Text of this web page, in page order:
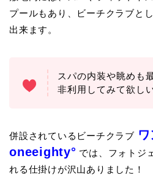
プールもあり、ビーチクラブと
出来ます。
スパの内装や眺めも
非利用してみて欲し
併設されているビーチクラブ
oneeighty° では、フォトジ
れる仕掛けが沢山ありました！